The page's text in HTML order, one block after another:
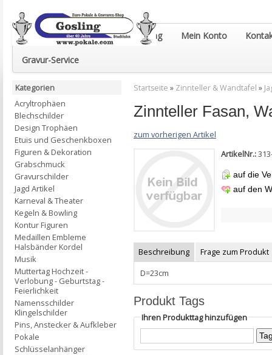
Euro-Pokale & Gravur-Shop Gosling Mein Konto
Gravur-Service
Startseite » Zinnteller & Wandtafel »
Zinnteller Fasan,
zum vorherigen Artikel
ArtikelNr.:
auf die
auf den
Beschreibung
Frage zum Produkt
D=23cm
Produkt Tags
Ihren Produkttag hinzufügen
Kategorien
Acryltrophäen
Blechschilder
Design Trophäen
Etuis und Geschenkboxen
Figuren & Dekoration
Grabschmuck
Gravurschilder
Jagd Artikel
Karneval & Theater
Kegeln & Bowling
Kontur Figuren
Medaillen Embleme
Halsbänder Kordel
Musik
Muttertag Hochzeit -
Verlobung - Geburtstag -
Feierlichkeit
Namensschilder
Klingelschilder
Pins, Anstecker & Aufkleber
Pokale
Schlüsselanhänger